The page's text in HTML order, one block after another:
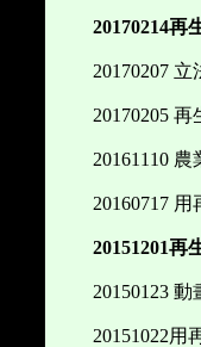
20170214再
20170207 立
20170205 再
20161110 農
20160717 用
20151201再
20150123 動
20151022用